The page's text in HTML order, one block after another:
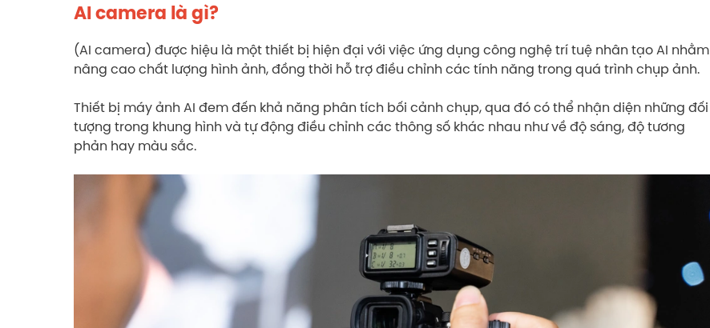
AI camera là gì?
(AI camera) được hiệu là một thiết bị hiện đại với việc ứng dụng công nghệ trí tuệ nhân tạo AI nhằm
nâng cao chất lượng hình ảnh, đồng thời hỗ trợ điều chỉnh các tính năng trong quá trình chụp ảnh.
Thiết bị máy ảnh AI đem đến khả năng phân tích bối cảnh chụp, qua đó có thể nhận diện những đối
tượng trong khung hình và tự động điều chỉnh các thông số khác nhau như về độ sáng, độ tương
phản hay màu sắc.